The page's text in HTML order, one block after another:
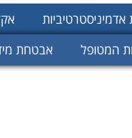
אדמיניסטרטיביות
המטופל אבטחת